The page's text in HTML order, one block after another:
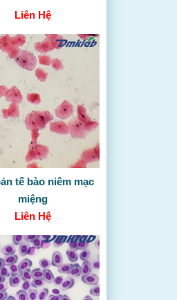
Liên Hệ
tế bào niêm mạc
miệng
Liên Hệ